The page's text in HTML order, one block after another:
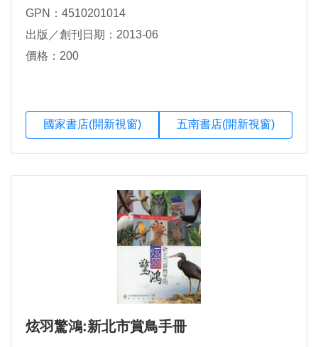
GPN：4510201014
出版／創刊日期：2013-06
價格：200
國家書店(開新視窗) 五南書店(開新視窗)
炫羽驚鴻:新北市賞鳥手冊